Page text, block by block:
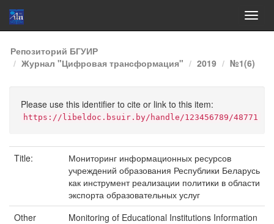
Skip
navigation
Репозиторий БГУИР
Журнал "Цифровая трансформация"
2019 №1(6)
Please use this identifier to cite or link to this item:
https://libeldoc.bsuir.by/handle/123456789/48771
Title:
Мониторинг информационных ресурсов
учреждений образования Республики Беларусь
как инструмент реализации политики в области
экспорта образовательных услуг
Other
Monitoring of Educational Institutions Information